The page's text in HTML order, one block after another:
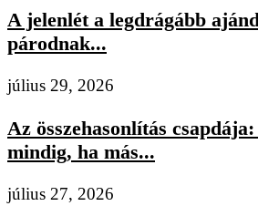
A jelenlét a legdrágább
párodnak...
július 29, 2026
Az összehasonlítás
mindig, ha más...
július 27, 2026